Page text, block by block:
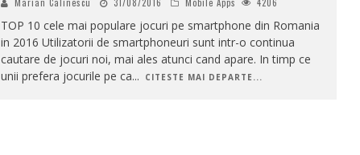
TOP 10 cele mai populare jocuri pe smartphone din Romania
in 2016 Utilizatorii de smartphoneuri sunt intr-o continua
cautare de jocuri noi, mai ales atunci cand apare. In timp ce
unii prefera jocurile pe ca... CITESTE MAI DEPARTE...